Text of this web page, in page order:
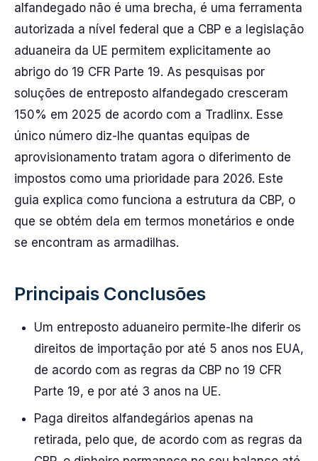
alfandegado não é uma brecha, é uma ferramenta
autorizada a nível federal que a CBP e a legislação
aduaneira da UE permitem explicitamente ao
abrigo do 19 CFR Parte 19. As pesquisas por
soluções de entreposto alfandegado cresceram
150% em 2025 de acordo com a Tradlinx. Esse
único número diz-lhe quantas equipas de
aprovisionamento tratam agora o diferimento de
impostos como uma prioridade para 2026. Este
guia explica como funciona a estrutura da CBP, o
que se obtém dela em termos monetários e onde
se encontram as armadilhas.
Principais Conclusões
Um entreposto aduaneiro permite-lhe diferir os
direitos de importação por até 5 anos nos EUA,
de acordo com as regras da CBP no 19 CFR
Parte 19, e por até 3 anos na UE.
Paga direitos alfandegários apenas na
retirada, pelo que, de acordo com as regras da